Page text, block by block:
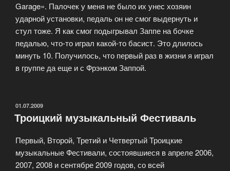
Garage». Палочек у меня не было их унес хозяин
ударной установки, педаль он не смог выдернуть и
стул тоже. Я как смог подыгрывал Заппе на бочке
педалью, что-то играл какой-то басист. Это длилось
минуть 10. Получилось, что первый раз в жизни я играл
в группе да еще и с Фрэнком Заппой.
ОПУБЛИКОВАНО
01.07.2009
Троицкий музыкальный Фестиваль
Первый, Второй, Третий и Четвертый Троицкие
музыкальные Фестивали, состоявшиеся в апреле 2006,
2007, 2008 и сентябре 2009 годов, со всей